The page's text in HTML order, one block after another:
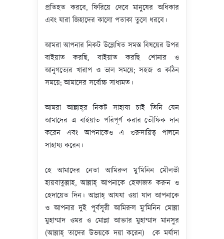
প্রতিহত করবে, ফিরিয়ে দেবে মানুষের অধিকার
এবং যারা জিহাদের কালো পতাকা তুলে ধরবে।
আমরা আপনার নিকট উল্লেখিত সমস্ত বিষয়ের উপর
বাইয়াত করছি, বাইয়াত করছি শোনার ও
আনুগত্যের খারাপ ও ভাল সময়ে; সহজ ও কঠিন
সময়ে; আমাদের সর্বোচ্চ সাধ্যমত।
আমরা আল্লাহ্‌র নিকট সাহায্য চাই তিনি যেন
আমাদের এ বাইয়াত পরিপূর্ণ করার তৌফিক দান
করেন এবং আপনাকেও এ গুরুদায়িত্ব পালনে
সাহায্য করেন।
হে আমাদের নেতা আমিরুল মু’মিনিন মৌলভী
হায়বাতুল্লাহ, আল্লাহ্‌ আপনাকে হেফাজত করুন ও
হেদায়েত দিন। আল্লাহ্‌ আযযা ওয়া যাল আপনাকে
ও আপনার দুই পূর্বসূরী আমিরুল মু’মিনিন মোল্লা
মুহাম্মাদ ওমর ও মোল্লা আক্তার মুহাম্মাদ মানসুর
(আল্লাহ্‌ তাদের উভয়কে দয়া করেন) কে মর্যাদা